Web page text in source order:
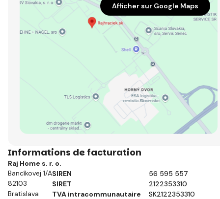
Afficher sur Google Maps
Informations de facturation
Raj Home s. r. o.
Bancíkovej 1/A
82103
Bratislava
SIREN
56 595 557
SIRET
2122353310
TVA intracommunautaire
SK2122353310